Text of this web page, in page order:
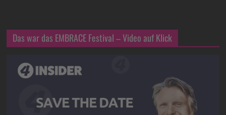
Das war das EMBRACE Festival – Video auf Klick